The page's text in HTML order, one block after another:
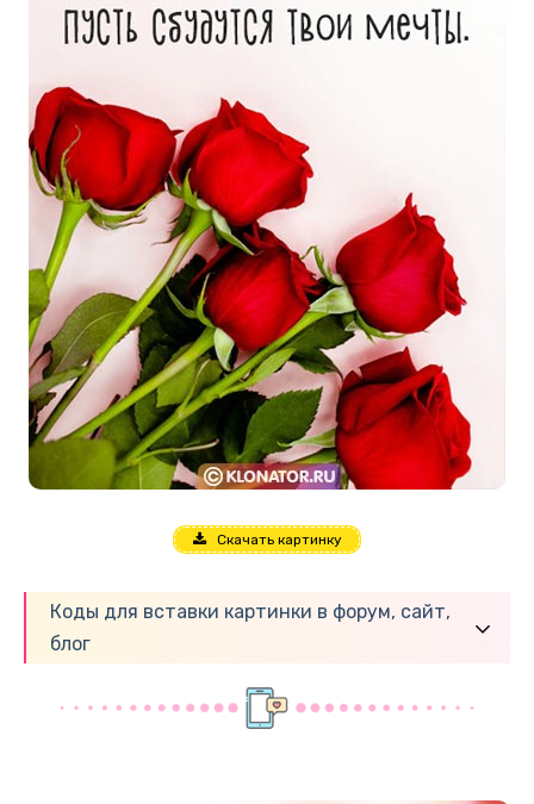
Скачать картинку
Коды для вставки картинки в форум, сайт,
блог